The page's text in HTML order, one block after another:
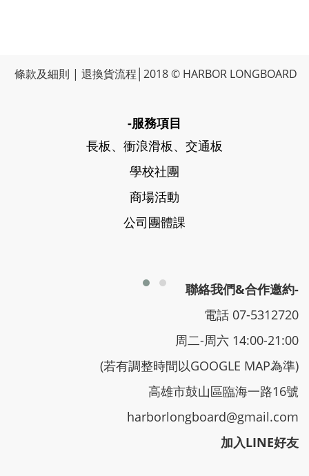
條款及細則 | 退換貨流程 │2018 © HARBOR LONGBOARD
-服務項目
長板、衝浪滑板、交通板
學校社團
商場活動
公司團體課
聯絡我們&合作邀約-
電話 07-5312720
周二-周六 14:00-21:00
(若有調整時間以GOOGLE MAP為準)
高雄市鼓山區臨海一路16號
harborlongboard@gmail.com
加入LINE好友